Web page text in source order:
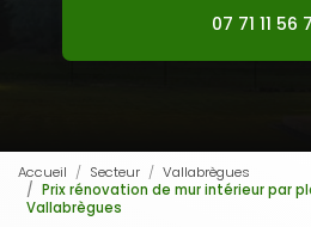
07 71 11 56
Accueil Secteur
Vallabrègues
Prix rénovation de mur intérieur par
Vallabrègues